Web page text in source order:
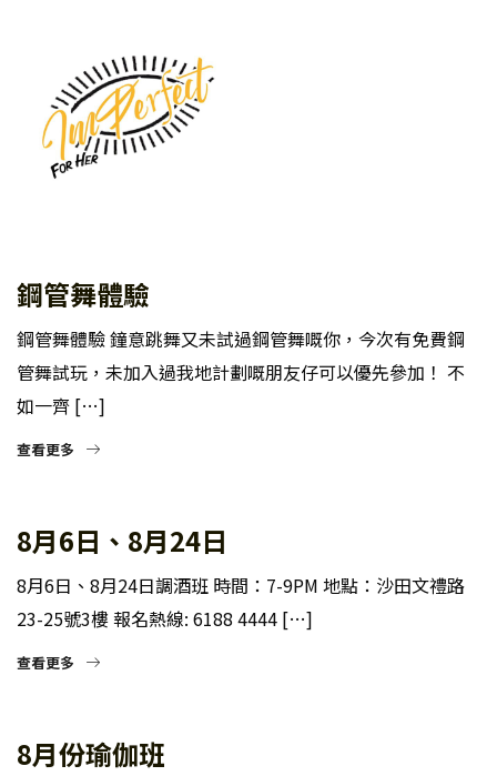
鋼管舞體驗
鋼管舞體驗 鐘意跳舞又未試過鋼管舞嘅你，今次有免費鋼
管舞試玩，未加入過我地計劃嘅朋友仔可以優先參加！ 不
如一齊 […]
查看更多
8月6日、8月24日
8月6日、8月24日調酒班 時間：7-9PM 地點：沙田文禮路
23-25號3樓 報名熱線: 6188 4444 […]
查看更多
8月份瑜伽班